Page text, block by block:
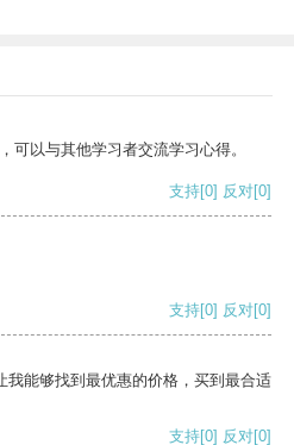
可以与其他学习者交流学习心得。
支持[0] 反对[0]
支持[0] 反对[0]
我能够找到最优惠的价格，买到最合适
支持[0] 反对[0]